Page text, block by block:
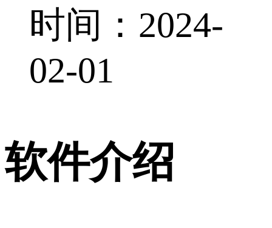
时间：2024-
02-01
软件介绍